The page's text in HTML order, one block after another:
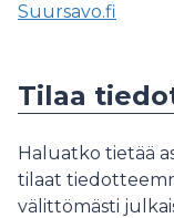
Suursavo.fi
Tilaa
Haluatko tietää
tilaat
välittömästi